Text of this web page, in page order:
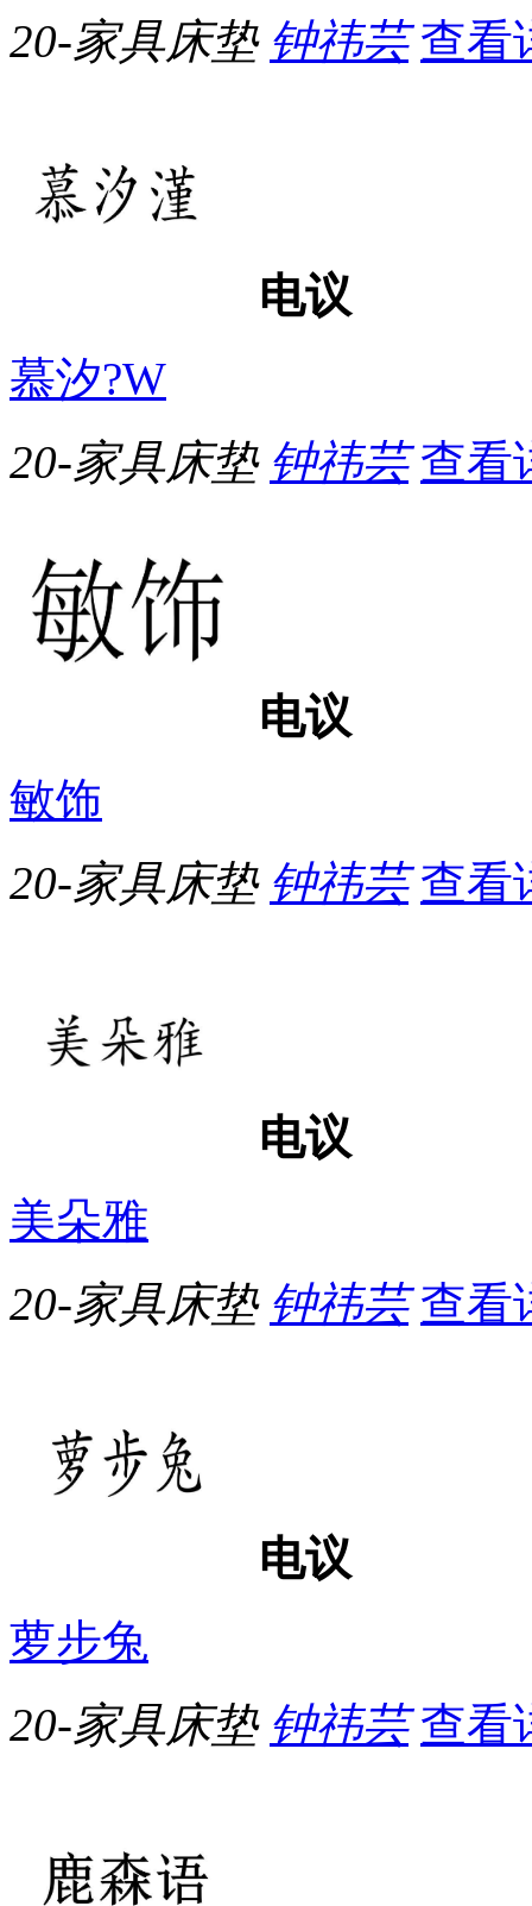
20-家具床垫 钟祎芸 查看
电议
慕汐?W
20-家具床垫 钟祎芸 查看
电议
敏饰
20-家具床垫 钟祎芸 查看
电议
美朵雅
20-家具床垫 钟祎芸 查看
电议
萝步兔
20-家具床垫 钟祎芸 查看